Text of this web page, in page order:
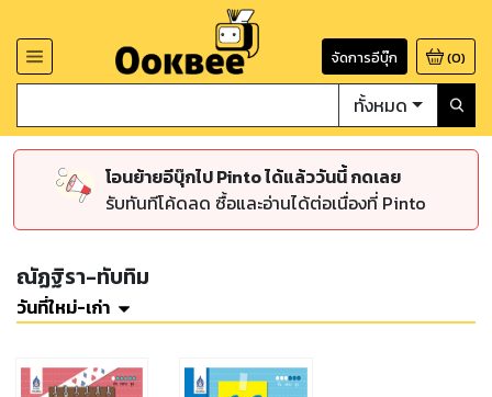
จัดการอีบุ๊ก (0)
ทั้งหมด
โอนย้ายอีบุ๊กไป Pinto ได้แล้ววันนี้ กดเลย
รับทันทีโค้ดลด ซื้อและอ่านได้ต่อเนื่องที่ Pinto
ณัฏฐิรา-ทับทิม
วันที่ใหม่-เก่า